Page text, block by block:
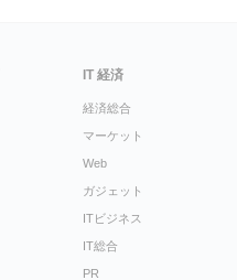
IT 経済
経済総合
マーケット
Web
ガジェット
ITビジネス
IT総合
PR